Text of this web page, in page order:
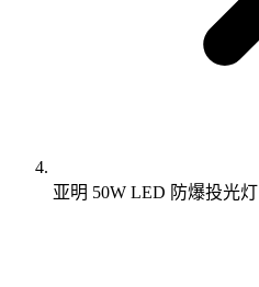
亚明 50W LED 防爆投光灯